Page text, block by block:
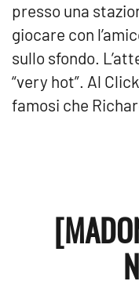
presso una
giocare con
sullo sfondo.
“very hot”. Al
famosi che